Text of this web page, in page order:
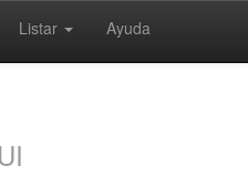
Listar Ayuda